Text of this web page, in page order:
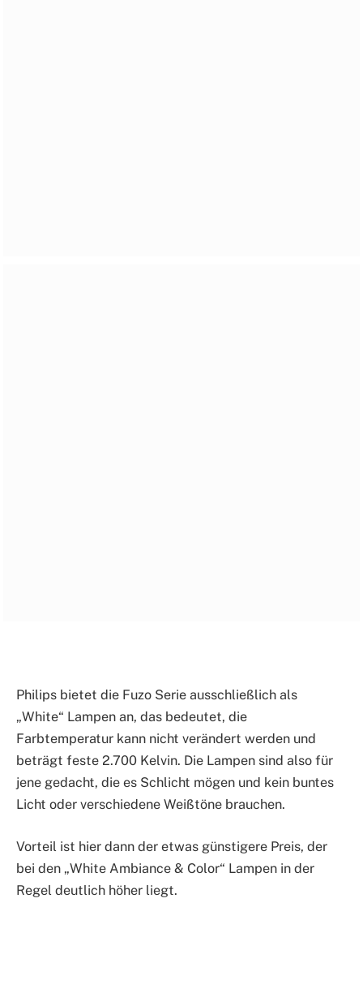
Philips bietet die Fuzo Serie ausschließlich als
„White“ Lampen an, das bedeutet, die
Farbtemperatur kann nicht verändert werden und
beträgt feste 2.700 Kelvin. Die Lampen sind also für
jene gedacht, die es Schlicht mögen und kein buntes
Licht oder verschiedene Weißtöne brauchen.
Vorteil ist hier dann der etwas günstigere Preis, der
bei den „White Ambiance & Color“ Lampen in der
Regel deutlich höher liegt.